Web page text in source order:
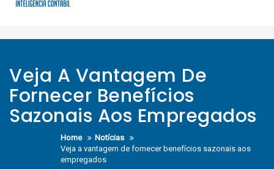
Veja A Vantagem De
Fornecer Benefícios
Sazonais Aos Empregados
Home
Notícias
Veja a vantagem de fornecer benefícios sazonais aos
empregados